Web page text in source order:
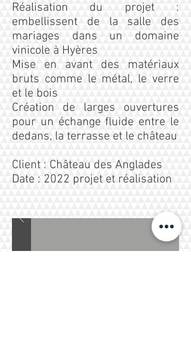
Réalisation du projet :
embellissent de la salle des
mariages dans un domaine
vinicole à Hyères
Mise en avant des matériaux
bruts comme le métal, le verre
et le bois
Création de larges ouvertures
pour un échange fluide entre le
dedans, la terrasse et le château
Client : Château des Anglades
Date : 2022 projet et réalisation